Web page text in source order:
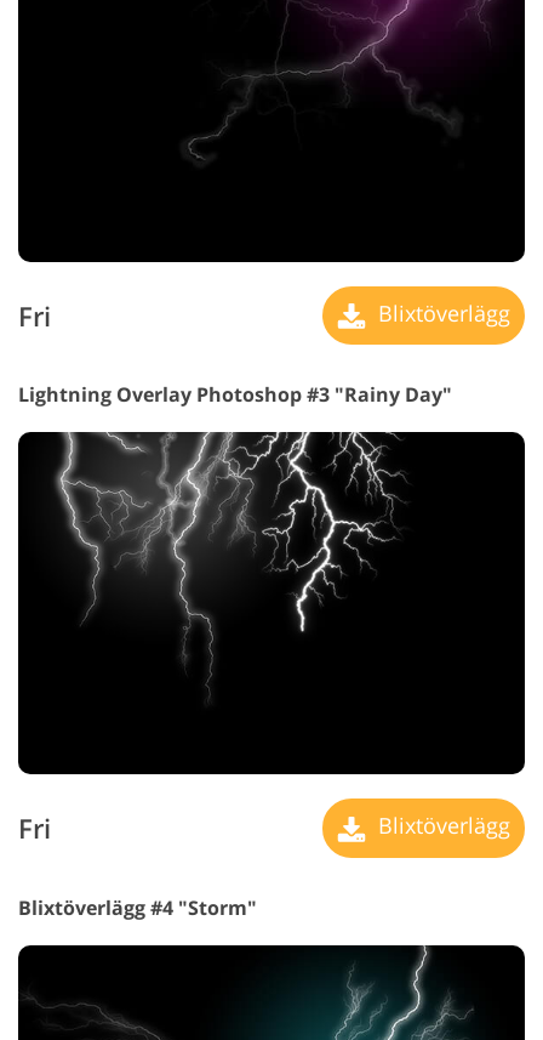
Fri Blixtöverlägg
Lightning Overlay Photoshop #3 "Rainy Day"
Fri Blixtöverlägg
Blixtöverlägg #4 "Storm"